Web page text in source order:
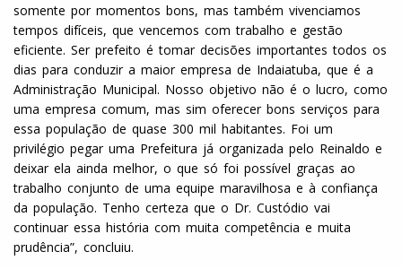
somente por momentos bons, mas também vivenciamos
tempos difíceis, que vencemos com trabalho e gestão
eficiente. Ser prefeito é tomar decisões importantes todos os
dias para conduzir a maior empresa de Indaiatuba, que é a
Administração Municipal. Nosso objetivo não é o lucro, como
uma empresa comum, mas sim oferecer bons serviços para
essa população de quase 300 mil habitantes. Foi um
privilégio pegar uma Prefeitura já organizada pelo Reinaldo e
deixar ela ainda melhor, o que só foi possível graças ao
trabalho conjunto de uma equipe maravilhosa e à confiança
da população. Tenho certeza que o Dr. Custódio vai
continuar essa história com muita competência e muita
prudência”, concluiu.